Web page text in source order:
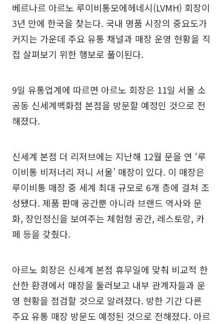
베르나르 아르노 루이비통모에헤네시(LVMH) 회장이
3년 만에 한국을 찾는다. 국내 명품 시장의 중요도가
커지는 가운데 주요 유통 채널과 매장 운영 현황을 직
접 살펴보기 위한 행보로 풀이된다.
9일 유통업계에 따르면 아르노 회장은 11일 서울 소
공동 신세계백화점 본점을 방문할 예정인 것으로 전
해졌다.
신세계 본점 더 리저브에는 지난해 12월 문을 연 ‘루
이비통 비저너리 저니 서울’ 매장이 있다. 이 매장은
루이비통 매장 중 세계 최대 규모로 6개 층에 걸쳐 조
성됐다. 제품 판매 공간뿐 아니라 브랜드 역사와 문
화, 장인정신을 보여주는 체험형 공간, 레스토랑, 카
페 등을 갖췄다.
아르노 회장은 신세계 본점 휴무일에 맞춰 비교적 한
산한 환경에서 매장을 둘러보고 내부 관계자들과 운
영 현황을 점검할 것으로 알려졌다. 방한 기간 다른
주요 유통 매장 방문도 예정된 것으로 전해졌다. 아르